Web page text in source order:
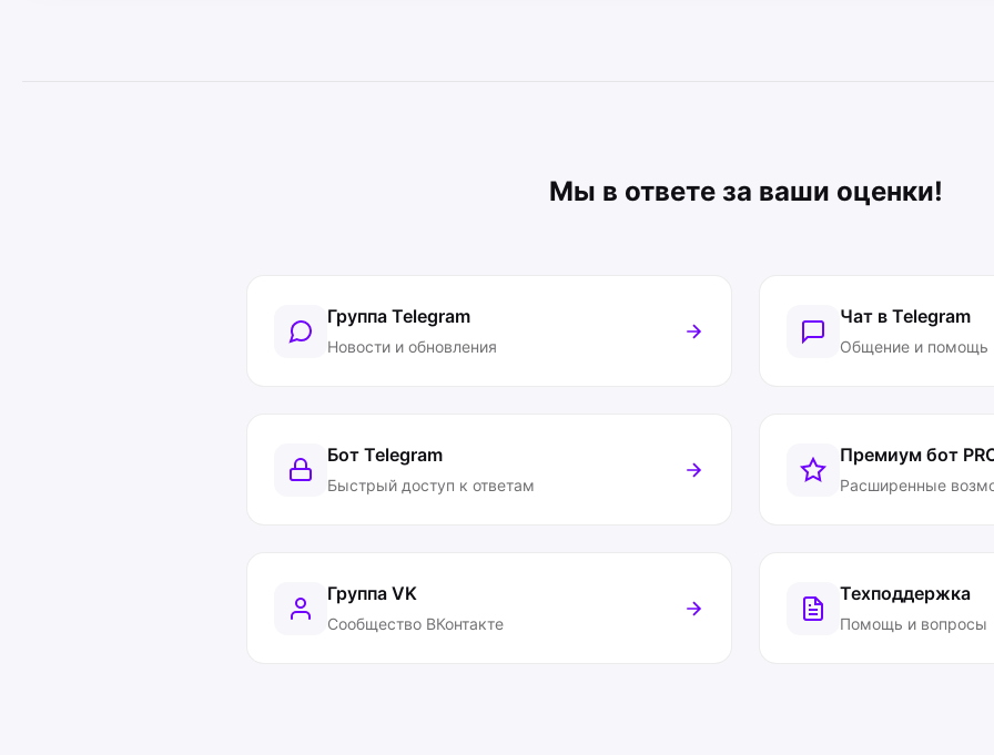
Мы в ответе за ваши оценки!
Группа Telegram
Новости и обновления
Чат в Telegram
Общение и помощь
Бот Telegram
Быстрый доступ к ответам
Премиум бот
Расширенные
Группа VK
Сообщество ВКонтакте
Техподдержка
Помощь и вопросы